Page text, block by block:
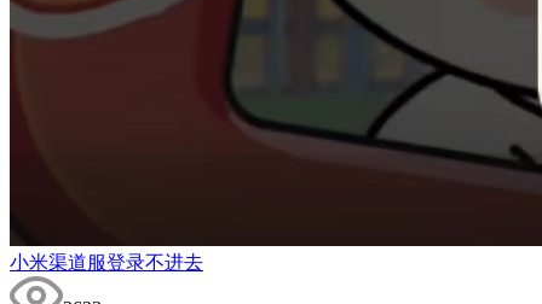
小米渠道服登录不进去